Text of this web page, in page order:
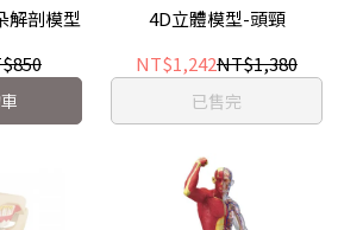
解剖模型
4D立體模型-頭頸
NT$1,242NT$1,380
已售完